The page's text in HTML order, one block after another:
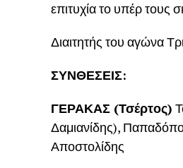
επιτυχία το υπέρ τους
Διαιτητής του αγώνα
ΣΥΝΘΕΣΕΙΣ:
ΓΕΡΑΚΑΣ (Τσέρτος)
Δαμιανίδης),
Αποστολίδης